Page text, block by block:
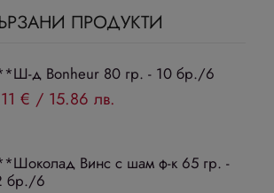
ПРОДУКТИ
д Bonheur 80 гр. - 10 бр./6
€ / 15.86 лв.
Винс с шам ф-к 65 гр. -
бр./6